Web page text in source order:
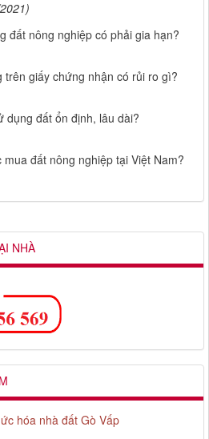
đất nông nghiệp có phải gia hạn?
trên giấy chứng nhận có rủi ro gì?
dụng đất ổn định, lâu dài?
đất nông nghiệp tại Việt Nam?
NHÀ
hóa nhà đất Gò Vấp